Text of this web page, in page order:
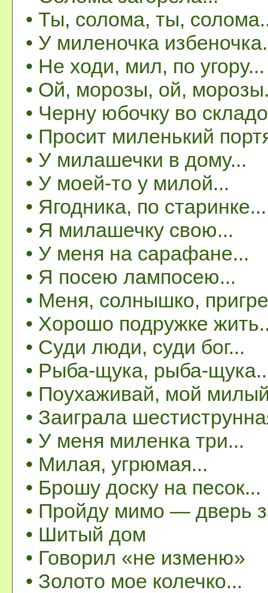
• Ты, солома, ты,
• У миленочка
• Не ходи, мил, по угору...
• Ой, морозы, ой,
• Черну юбочку во
• Просит миленький
• У милашечки в дому...
• У моей-то у милой...
• Ягодника, по старинке...
• Я милашечку свою...
• У меня на сарафане...
• Я посею лампосею...
• Меня, солнышко,
• Хорошо подружке
• Суди люди, суди бог...
• Рыба-щука, рыба-
• Поухаживай, мой
• Заиграла
• У меня миленка три...
• Милая, угрюмая...
• Брошу доску на песок...
• Пройду мимо — дверь
• Шитый дом
• Говорил «не изменю»
• Золото мое колечко...